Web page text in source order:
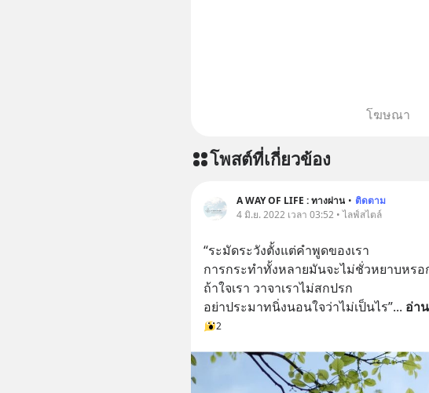
โฆษณา
โพสต์ที่เกี่ยวข้อง
A WAY OF LIFE : ทางผ่าน • ติดตาม
4 มิ.ย. 2022 เวลา 03:52 • ไลฟ์สไตล์
“ระมัดระวังตั้งแต่คำพูดของเรา
การกระทำทั้งหลายมันจะไม่ชั่วหยาบหรอ
ถ้าใจเรา วาจาเราไม่สกปรก
อย่าประมาทนิ่งนอนใจว่าไม่เป็นไร”... อ่า
2